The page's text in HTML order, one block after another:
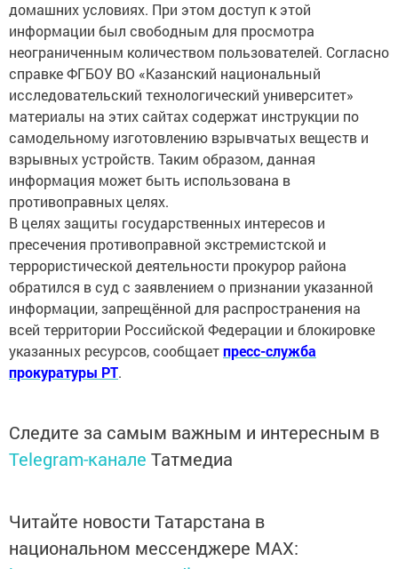
домашних условиях. При этом доступ к этой
информации был свободным для просмотра
неограниченным количеством пользователей. Согласно
справке ФГБОУ ВО «Казанский национальный
исследовательский технологический университет»
материалы на этих сайтах содержат инструкции по
самодельному изготовлению взрывчатых веществ и
взрывных устройств. Таким образом, данная
информация может быть использована в
противоправных целях.
В целях защиты государственных интересов и
пресечения противоправной экстремистской и
террористической деятельности прокурор района
обратился в суд с заявлением о признании указанной
информации, запрещённой для распространения на
всей территории Российской Федерации и блокировке
указанных ресурсов, сообщаетпресс-служба
прокуратуры РТ.
Следите за самым важным и интересным в
Telegram-канале Татмедиа
Читайте новости Татарстана в
национальном мессенджере MАХ: